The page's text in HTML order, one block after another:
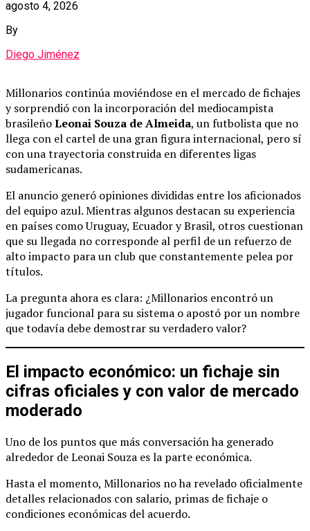
agosto 4, 2026
By
Diego Jiménez
Millonarios continúa moviéndose en el mercado de fichajes
y sorprendió con la incorporación del mediocampista
brasileñoLeonai Souza de Almeida, un futbolista que no
llega con el cartel de una gran figura internacional, pero sí
con una trayectoria construida en diferentes ligas
sudamericanas.
El anuncio generó opiniones divididas entre los aficionados
del equipo azul. Mientras algunos destacan su experiencia
en países como Uruguay, Ecuador y Brasil, otros cuestionan
que su llegada no corresponde al perfil de un refuerzo de
alto impacto para un club que constantemente pelea por
títulos.
La pregunta ahora es clara: ¿Millonarios encontró un
jugador funcional para su sistema o apostó por un nombre
que todavía debe demostrar su verdadero valor?
El impacto económico: un fichaje sin
cifras oficiales y con valor de mercado
moderado
Uno de los puntos que más conversación ha generado
alrededor de Leonai Souza es la parte económica.
Hasta el momento, Millonarios no ha revelado oficialmente
detalles relacionados con salario, primas de fichaje o
condiciones económicas del acuerdo.